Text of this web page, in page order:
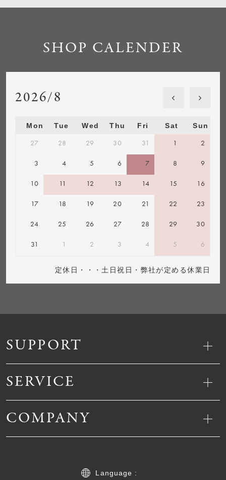
SUPPORT
SERVICE
COMPANY
Language :
SHOP CALENDER
2026/8
Mon Tue Wed Thu Fri Sat Sun
27 28 29 30 31 1 2
3 4 5 6 7 8 9
10 11 12 13 14 15 16
17 18 19 20 21 22 23
24 25 26 27 28 29 30
31 1 2 3 4 5 6
定休日・・・土日祝日・弊社が定める休業日